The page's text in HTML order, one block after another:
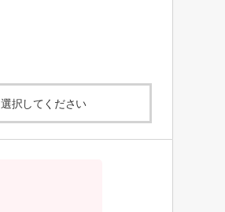
選択してください